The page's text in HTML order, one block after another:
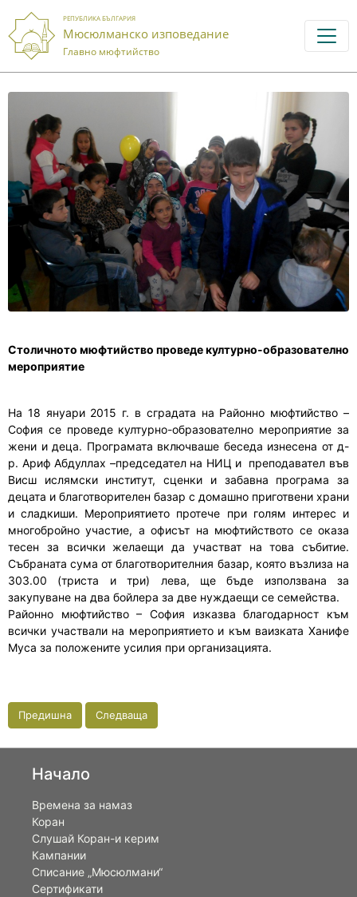
РЕПУБЛИКА БЪЛГАРИЯ
Мюсюлманско изповедание
Главно мюфтийство
Столичното мюфтийство проведе културно-образователно
мероприятие
На 18 януари 2015 г. в сградата на Районно мюфтийство –
София се проведе културно-образователно мероприятие за
жени и деца. Програмата включваше беседа изнесена от д-
р. Ариф Абдуллах –председател на НИЦ и преподавател във
Висш ислямски институт, сценки и забавна програма за
децата и благотворителен базар с домашно приготвени храни
и сладкиши. Мероприятието протече при голям интерес и
многобройно участие, а офисът на мюфтийството се оказа
тесен за всички желаещи да участват на това събитие.
Събраната сума от благотворителния базар, която възлиза на
303.00 (триста и три) лева, ще бъде използвана за
закупуване на два бойлера за две нуждаещи се семейства.
Районно мюфтийство – София изказва благодарност към
всички участвали на мероприятието и към ваизката Ханифе
Муса за положените усилия при организацията.
Предишна Следваща
Начало
Времена за намаз
Коран
Слушай Коран-и керим
Кампании
Списание „Мюсюлмани“
Сертификати